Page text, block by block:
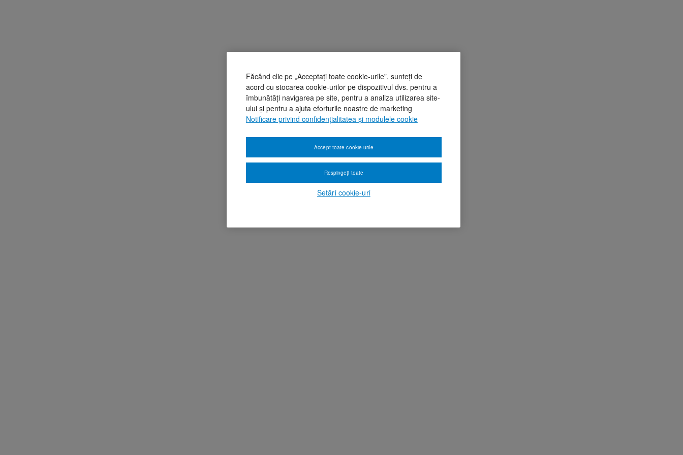
Făcând clic pe „Acceptați toate cookie-urile”, sunteți de
acord cu stocarea cookie-urilor pe dispozitivul dvs. pentru a
îmbunătăți navigarea pe site, pentru a analiza utilizarea site-
ului și pentru a ajuta eforturile noastre de marketing
Notificare privind confidențialitatea și modulele cookie
Setări cookie-uri
Respingeți toate
Accept toate cookie-urile